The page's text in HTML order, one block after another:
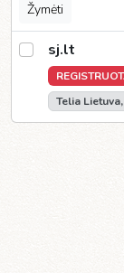
Žymėti
sj.lt
Telia